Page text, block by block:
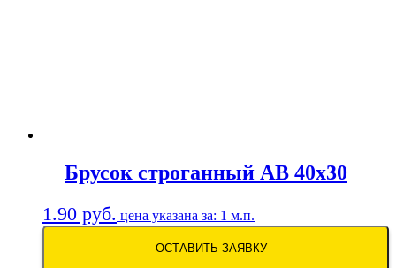
Брусок строганный АВ 40х30
1.90 руб. цена указана за: 1 м.п.
ОСТАВИТЬ ЗАЯВКУ